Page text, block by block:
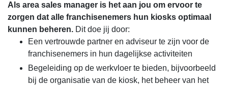
Als area sales manager is het aan jou om ervoor te
zorgen dat alle franchisenemers hun kiosks optimaal
kunnen beheren. Dit doe jij door:
Een vertrouwde partner en adviseur te zijn voor de
franchisenemers in hun dagelijkse activiteiten
Begeleiding op de werkvloer te bieden, bijvoorbeeld
bij de organisatie van de kiosk, het beheer van het